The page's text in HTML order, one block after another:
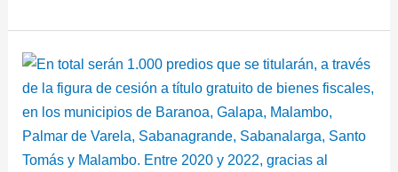
Gobernación
anuncia
nueva
etapa
de